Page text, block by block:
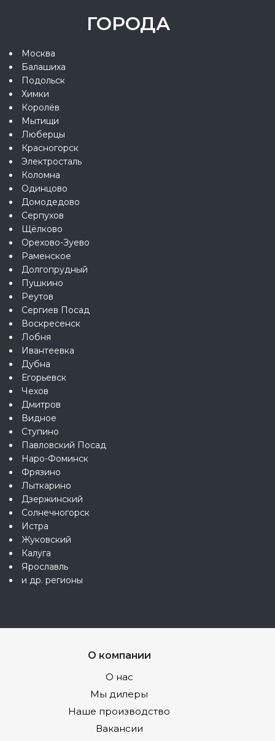
ГОРОДА
Москва
Балашиха
Подольск
Химки
Королёв
Мытищи
Люберцы
Красногорск
Электросталь
Коломна
Одинцово
Домодедово
Серпухов
Щёлково
Орехово-Зуево
Раменское
Долгопрудный
Пушкино
Реутов
Сергиев Посад
Воскресенск
Лобня
Ивантеевка
Дубна
Егорьевск
Чехов
Дмитров
Видное
Ступино
Павловский Посад
Наро-Фоминск
Фрязино
Лыткарино
Дзержинский
Солнечногорск
Истра
Жуковский
Калуга
Ярославль
и др. регионы
О компании
О нас
Мы дилеры
Наше производство
Вакансии